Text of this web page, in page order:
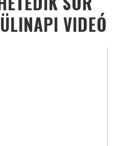
VIDEÓ